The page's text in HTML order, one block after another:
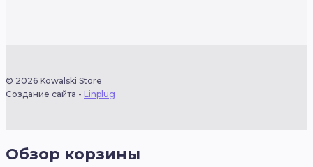
© 2026 Kowalski Store
Создание сайта - Linplug
Обзор корзины